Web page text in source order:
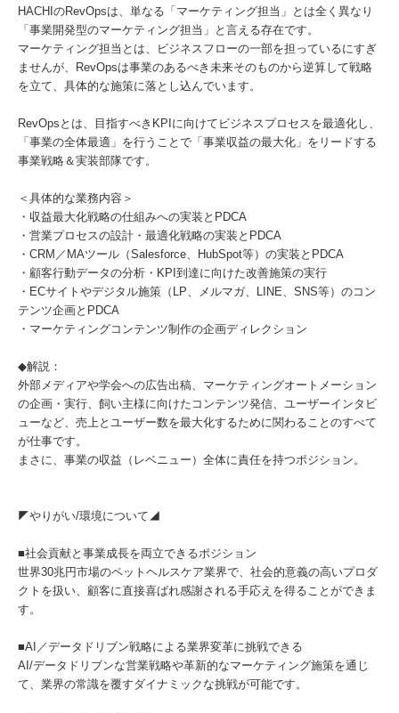
HACHIのRevOpsは、単なる「マーケティング担当」とは全く異なり
「事業開発型のマーケティング担当」と言える存在です。
マーケティング担当とは、ビジネスフローの一部を担っているにすぎ
ませんが、RevOpsは事業のあるべき未来そのものから逆算して戦略
を立て、具体的な施策に落とし込んでいます。
RevOpsとは、目指すべきKPIに向けてビジネスプロセスを最適化し、
「事業の全体最適」を行うことで「事業収益の最大化」をリードする
事業戦略＆実装部隊です。
＜具体的な業務内容＞
・収益最大化戦略の仕組みへの実装とPDCA
・営業プロセスの設計・最適化戦略の実装とPDCA
・CRM／MAツール（Salesforce、HubSpot等）の実装とPDCA
・顧客行動データの分析・KPI到達に向けた改善施策の実行
・ECサイトやデジタル施策（LP、メルマガ、LINE、SNS等）のコン
テンツ企画とPDCA
・マーケティングコンテンツ制作の企画ディレクション
◆解説：
外部メディアや学会への広告出稿、マーケティングオートメーション
の企画・実行、飼い主様に向けたコンテンツ発信、ユーザーインタビ
ューなど、売上とユーザー数を最大化するために関わることのすべて
が仕事です。
まさに、事業の収益（レベニュー）全体に責任を持つポジション。
◤やりがい/環境について◢
■社会貢献と事業成長を両立できるポジション
世界30兆円市場のペットヘルスケア業界で、社会的意義の高いプロダ
クトを扱い、顧客に直接喜ばれ感謝される手応えを得ることができま
す。
■AI／データドリブン戦略による業界変革に挑戦できる
AI/データドリブンな営業戦略や革新的なマーケティング施策を通じ
て、業界の常識を覆すダイナミックな挑戦が可能です。